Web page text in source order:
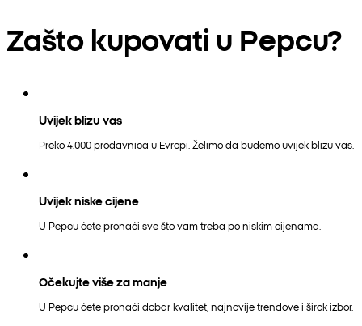
Zašto kupovati u Pepcu?
Uvijek blizu vas
Preko 4.000 prodavnica u Evropi. Želimo da budemo uvijek blizu vas.
Uvijek niske cijene
U Pepcu ćete pronaći sve što vam treba po niskim cijenama.
Očekujte više za manje
U Pepcu ćete pronaći dobar kvalitet, najnovije trendove i širok izbor.